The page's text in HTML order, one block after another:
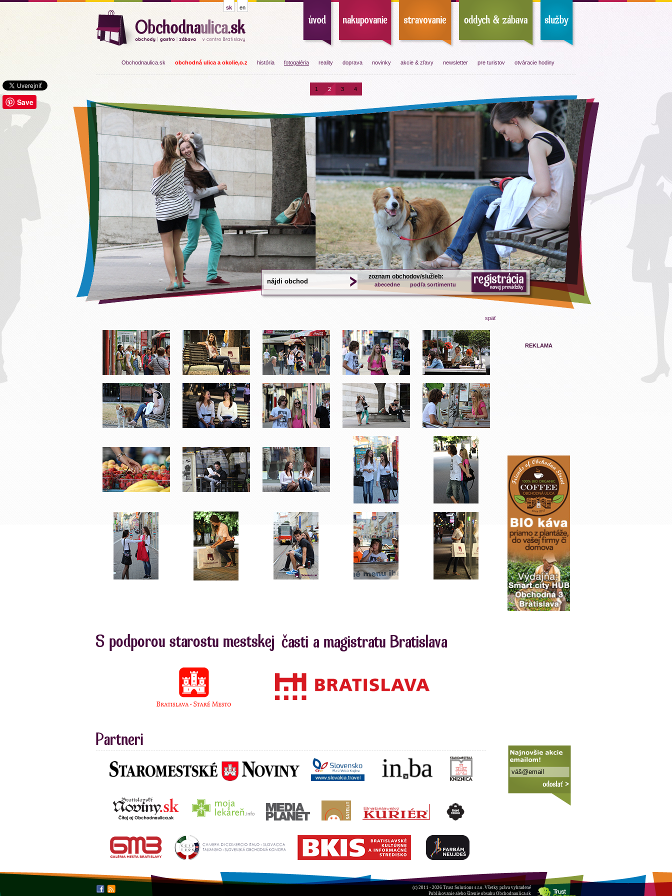
Save
sk en
Obchodnaulica.sk obchodná ulica a okolie,o.z história fotogaléria reality doprava novinky akcie & zľavy newsletter pre turistov otváracie hodiny
1 2 3 4
zoznam obchodov/služieb:
abecedne podľa sortimentu
späť
REKLAMA
(c) 2011 - 2026 Trust Solutions s.r.o. Všetky práva vyhradené
Publikovanie alebo šírenie obsahu Obchodnaulica.sk